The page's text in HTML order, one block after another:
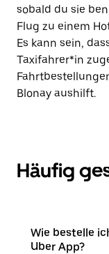
sobald du sie
Flug zu einem
Es kann sein,
Taxifahrer*in
Blonay aushilft.
Häufig
Wie bestelle
Uber App?